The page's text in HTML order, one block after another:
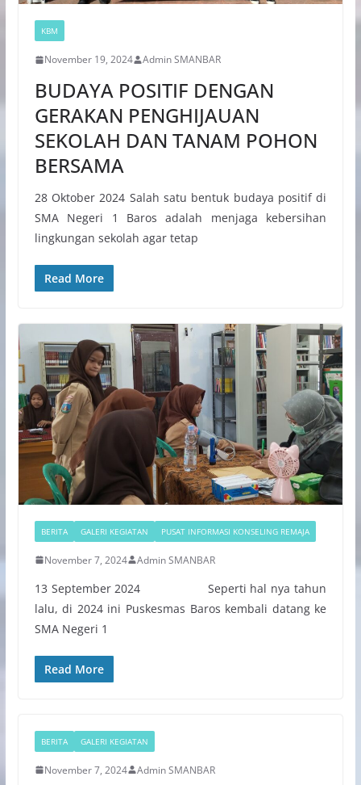
KBM
November 19, 2024 Admin SMANBAR
BUDAYA POSITIF DENGAN
GERAKAN PENGHIJAUAN
SEKOLAH DAN TANAM POHON
BERSAMA
28 Oktober 2024 Salah satu bentuk budaya positif di
SMA Negeri 1 Baros adalah menjaga kebersihan
lingkungan sekolah agar tetap
Read More
BERITA GALERI KEGIATAN PUSAT INFORMASI KONSELING REMAJA
November 7, 2024 Admin SMANBAR
13 September 2024 Seperti hal nya tahun
lalu, di 2024 ini Puskesmas Baros kembali datang ke
SMA Negeri 1
Read More
BERITA GALERI KEGIATAN
November 7, 2024 Admin SMANBAR